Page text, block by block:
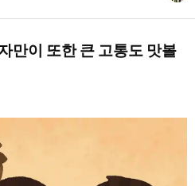
만이 또한 큰 고통도 맛볼